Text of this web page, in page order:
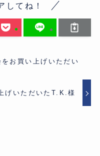
してね！
お買い上げいただい
げいただいたT.K.様